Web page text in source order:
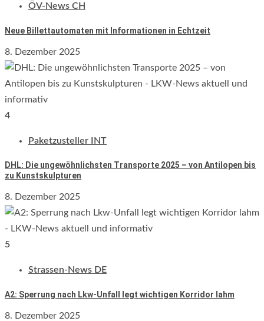
ÖV-News CH
Neue Billettautomaten mit Informationen in Echtzeit
8. Dezember 2025
4
Paketzusteller INT
DHL: Die ungewöhnlichsten Transporte 2025 – von Antilopen bis
zu Kunstskulpturen
8. Dezember 2025
5
Strassen-News DE
A2: Sperrung nach Lkw-Unfall legt wichtigen Korridor lahm
8. Dezember 2025